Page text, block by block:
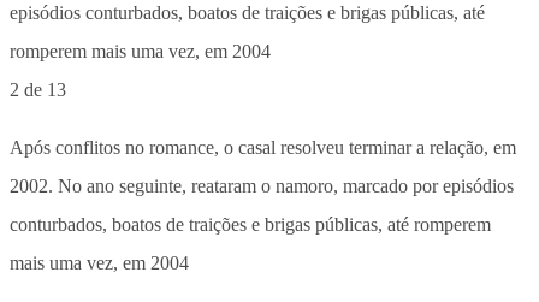
2 de 13
Após conflitos no romance, o casal resolveu terminar a relação, em
2002. No ano seguinte, reataram o namoro, marcado por episódios
conturbados, boatos de traições e brigas públicas, até romperem
mais uma vez, em 2004